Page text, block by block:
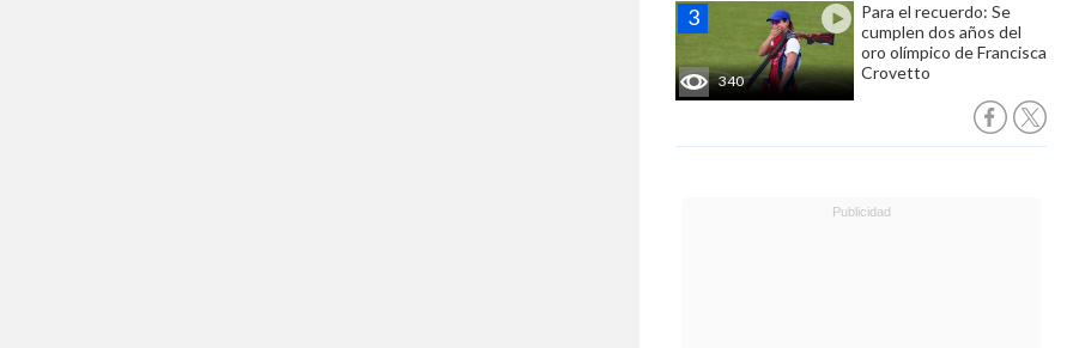
340
Para el recuerdo: Se
cumplen dos años del
oro olímpico de Francisca
Crovetto